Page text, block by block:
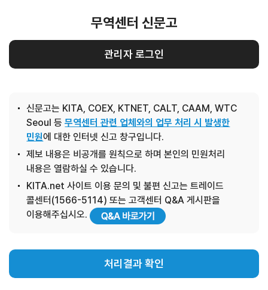
무역센터 신문고
관리자 로그인
신문고는 KITA, COEX, KTNET, CALT, CAAM, WTC
Seoul 등무역센터 관련 업체와의 업무 처리 시 발생한
민원에 대한 인터넷 신고 창구입니다.
제보 내용은 비공개를 원칙으로 하며 본인의 민원처리
내용은 열람하실 수 있습니다.
KITA.net 사이트 이용 문의 및 불편 신고는 트레이드
콜센터(1566-5114) 또는 고객센터 Q&A 게시판을
이용해주십시오.
처리결과 확인